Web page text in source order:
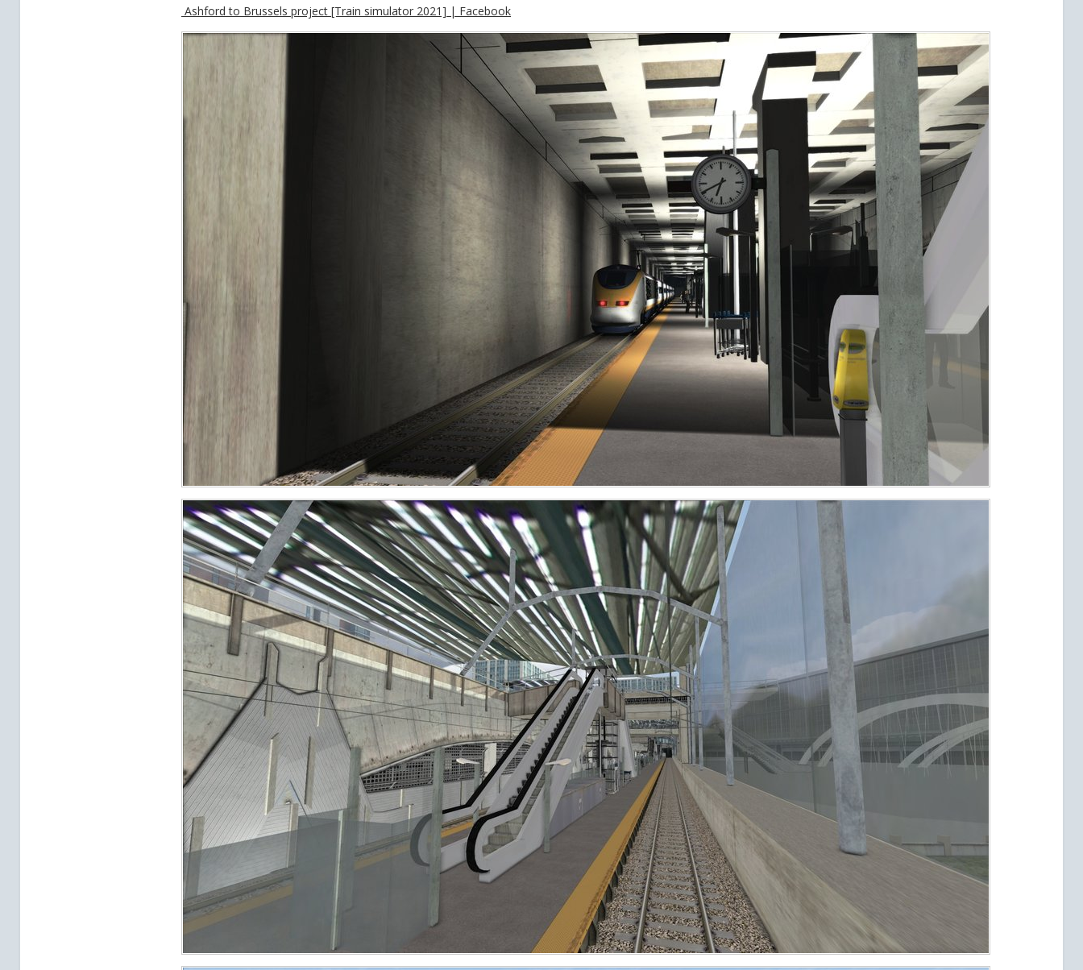
Ashford to Brussels project [Train simulator 2021] | Facebook